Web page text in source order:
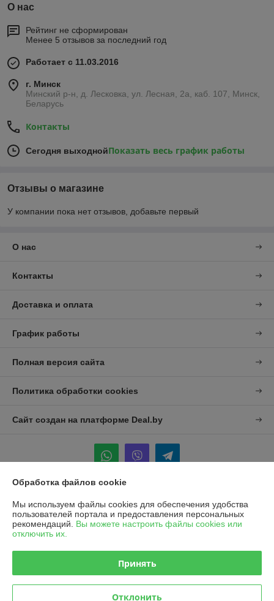
О нас
Рейтинг не сформирован
Менее 5 отзывов за последний год
Работает с 11.03.2016
г. Минск
Минский р-н, д. Лесковка, ул. Лесная, 2а, каб. 107, Минск,
Беларусь
Контакты
Сегодня выходнойПоказать весь график работы
Отзывы о магазине
У компании пока нет отзывов, добавьте первый
О нас
Контакты
Доставка и оплата
График работы
Полная версия сайта
Политика обработки cookies
Сайт создан на платформе Deal.by
Информация для покупателя
Юридическое лицо:УП "Агро-Дон-Снаб"
220086 г. Минск, ул. Славинского 8А, к.5
Регистрационный номер ЕГР: 190437992
Регистрационный орган: Минский городской исполнительный комитет
Обработка файлов cookie
Мы используем файлы cookies для обеспечения удобства
пользователей портала и предоставления персональных
рекомендаций. Вы можете настроить файлы cookies или
отключить их.
Принять
Отклонить